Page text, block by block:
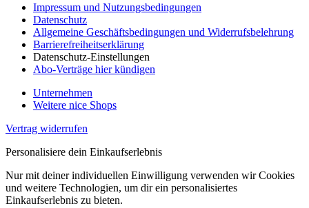
Impressum und Nutzungsbedingungen
Datenschutz
Allgemeine Geschäftsbedingungen und Widerrufsbelehrung
Barrierefreiheitserklärung
Datenschutz-Einstellungen
Abo-Verträge hier kündigen
Unternehmen
Weitere nice Shops
Vertrag widerrufen
Personalisiere dein Einkaufserlebnis
Nur mit deiner individuellen Einwilligung verwenden wir Cookies
und weitere Technologien, um dir ein personalisiertes
Einkaufserlebnis zu bieten.